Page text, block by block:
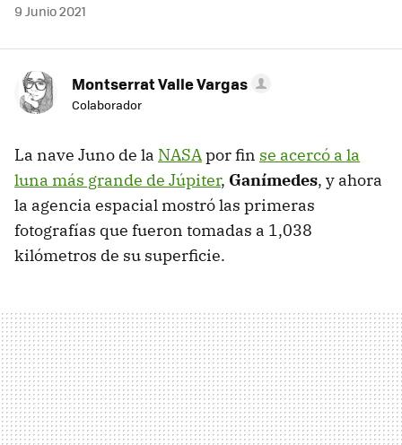
9 Junio 2021
Montserrat Valle Vargas
Colaborador
La nave Juno de la NASA por fin se acercó a la
luna más grande de Júpiter, Ganímedes, y ahora
la agencia espacial mostró las primeras
fotografías que fueron tomadas a 1,038
kilómetros de su superficie.